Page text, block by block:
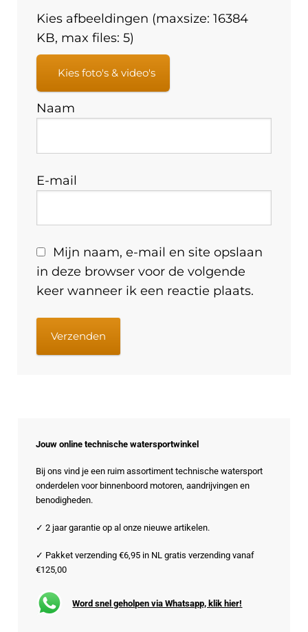
Kies afbeeldingen (maxsize: 16384
KB, max files: 5)
Kies foto's & video's
Naam
E-mail
Mijn naam, e-mail en site opslaan
in deze browser voor de volgende
keer wanneer ik een reactie plaats.
Jouw online technische watersportwinkel
Bij ons vind je een ruim assortiment technische watersport
onderdelen voor binnenboord motoren, aandrijvingen en
benodigheden.
✓ 2 jaar garantie op al onze nieuwe artikelen.
✓ Pakket verzending €6,95 in NL gratis verzending vanaf
€125,00
Word snel geholpen via Whatsapp, klik hier!